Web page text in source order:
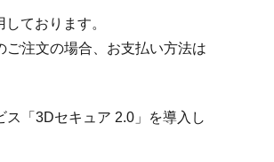
ております。
注文の場合、お支払い方法は
「3Dセキュア 2.0」を導入し